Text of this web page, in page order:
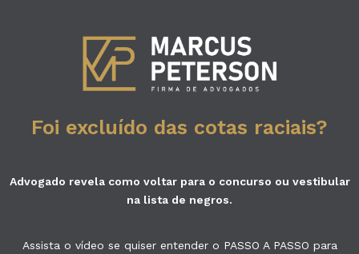
Foi excluído das cotas raciais?
Advogado revela como voltar para o concurso ou vestibular
na lista de negros.
Assista o vídeo se quiser entender o PASSO A PASSO para